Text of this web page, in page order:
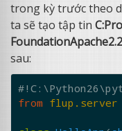
trong kỳ trước theo
ta sẽ tạo tập tin
sau:
from flup.server